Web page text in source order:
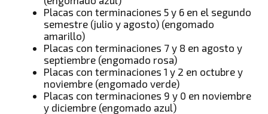
Placas con terminaciones 5 y 6 en el segundo
semestre (julio y agosto) (engomado
amarillo)
Placas con terminaciones 7 y 8 en agosto y
septiembre (engomado rosa)
Placas con terminaciones 1 y 2 en octubre y
noviembre (engomado verde)
Placas con terminaciones 9 y 0 en noviembre
y diciembre (engomado azul)